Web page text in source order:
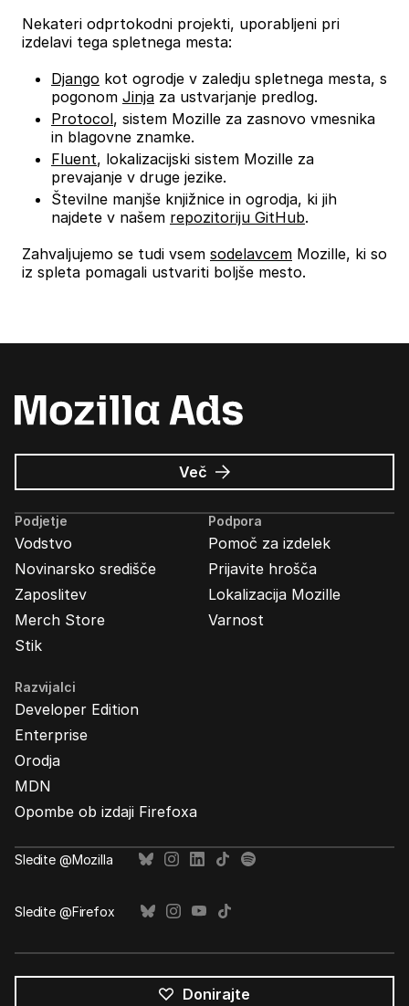
Nekateri odprtokodni projekti, uporabljeni pri
izdelavi tega spletnega mesta:
Django kot ogrodje v zaledju spletnega mesta, s
pogonom Jinja za ustvarjanje predlog.
Protocol, sistem Mozille za zasnovo vmesnika
in blagovne znamke.
Fluent, lokalizacijski sistem Mozille za
prevajanje v druge jezike.
Številne manjše knjižnice in ogrodja, ki jih
najdete v našem repozitoriju GitHub.
Zahvaljujemo se tudi vsem sodelavcem Mozille, ki so
iz spleta pomagali ustvariti boljše mesto.
Več o
Oglasi
Mozilla
Podjetje
Vodstvo
Novinarsko središče
Zaposlitev
Merch Store
Stik
Podpora
Pomoč za izdelek
Prijavite hrošča
Lokalizacija Mozille
Varnost
Razvijalci
Developer Edition
Enterprise
Orodja
MDN
Opombe ob izdaji Firefoxa
Sledite @Mozilla
Sledite @Firefox
Donirajte